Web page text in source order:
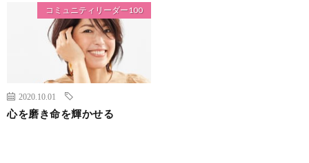
コミュニティリーダー100
2020.10.01
心を磨き命を輝かせる